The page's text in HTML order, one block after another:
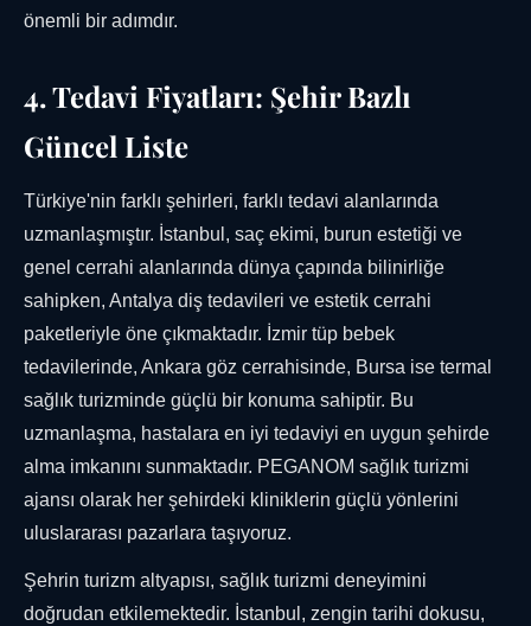
önemli bir adımdır.
4. Tedavi Fiyatları: Şehir Bazlı
Güncel Liste
Türkiye'nin farklı şehirleri, farklı tedavi alanlarında
uzmanlaşmıştır. İstanbul, saç ekimi, burun estetiği ve
genel cerrahi alanlarında dünya çapında bilinirliğe
sahipken, Antalya diş tedavileri ve estetik cerrahi
paketleriyle öne çıkmaktadır. İzmir tüp bebek
tedavilerinde, Ankara göz cerrahisinde, Bursa ise termal
sağlık turizminde güçlü bir konuma sahiptir. Bu
uzmanlaşma, hastalara en iyi tedaviyi en uygun şehirde
alma imkanını sunmaktadır. PEGANOM sağlık turizmi
ajansı olarak her şehirdeki kliniklerin güçlü yönlerini
uluslararası pazarlara taşıyoruz.
Şehrin turizm altyapısı, sağlık turizmi deneyimini
doğrudan etkilemektedir. İstanbul, zengin tarihi dokusu,